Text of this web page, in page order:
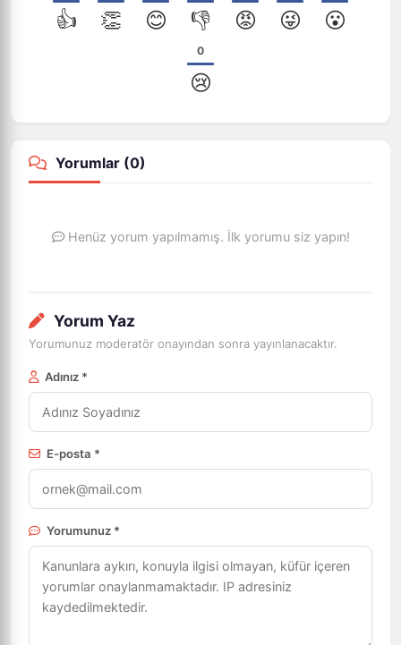
👍 👏 😊 👎 😡 😜 😮
0
😢
Yorumlar (0)
Henüz yorum yapılmamış. İlk yorumu siz yapın!
Yorum Yaz
Yorumunuz moderatör onayından sonra yayınlanacaktır.
Adınız *
E-posta *
Yorumunuz *